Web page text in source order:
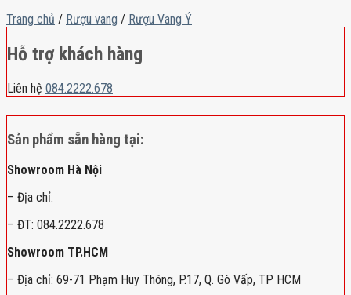
Trang chủ / Rượu vang / Rượu Vang Ý
Hỗ trợ khách hàng
Liên hệ 084.2222.678
Sản phẩm sẵn hàng tại:
Showroom Hà Nội
– Địa chỉ:
– ĐT: 084.2222.678
Showroom TP.HCM
– Địa chỉ: 69-71 Phạm Huy Thông, P.17, Q. Gò Vấp, TP HCM